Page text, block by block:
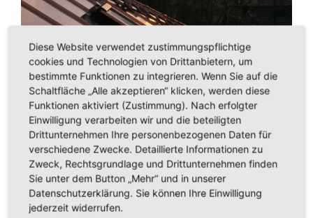
Mobilkran
Karriere
Downloads
Kontakt
Ähnliche Projekte
Diese Website verwendet zustimmungspflichtige
cookies und Technologien von Drittanbietern, um
bestimmte Funktionen zu integrieren. Wenn Sie auf die
Schaltfläche „Alle akzeptieren“ klicken, werden diese
Funktionen aktiviert (Zustimmung). Nach erfolgter
Einwilligung verarbeiten wir und die beteiligten
Drittunternehmen Ihre personenbezogenen Daten für
verschiedene Zwecke. Detaillierte Informationen zu
Zweck, Rechtsgrundlage und Drittunternehmen finden
Sie unter dem Button „Mehr“ und in unserer
Datenschutzerklärung. Sie können Ihre Einwilligung
jederzeit widerrufen.